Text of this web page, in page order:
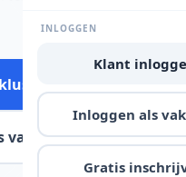
INLOGGEN
Klant
Inloggen als
Gratis
vakman